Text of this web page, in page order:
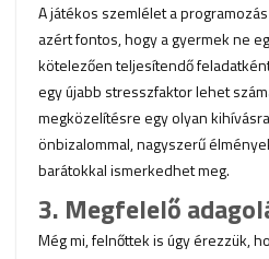
A játékos szemlélet a
azért fontos, hogy a gyermek ne
kötelezően teljesítendő
egy újabb stresszfaktor lehet
megközelítésre egy olyan
önbizalommal, nagyszerű
barátokkal ismerkedhet meg.
3. Megfelelő
Még mi, felnőttek is úgy érezzük,